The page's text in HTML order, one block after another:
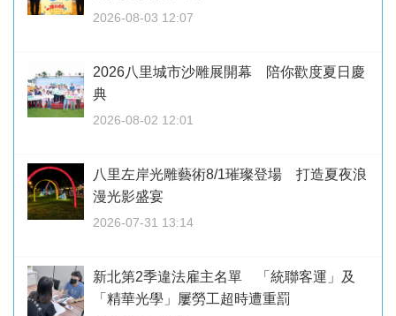
2026-08-03 12:07
2026八里城市沙雕展開幕 陪你歡度夏日慶
典
2026-08-02 12:01
八里左岸光雕藝術8/1璀璨登場 打造夏夜浪
漫光影盛宴
2026-07-31 13:14
新北第2季違法雇主名單 「統聯客運」及
「精華光學」屢勞工超時遭重罰